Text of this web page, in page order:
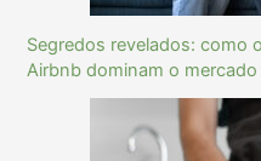
Segredos revelados: como
Airbnb dominam o mercado